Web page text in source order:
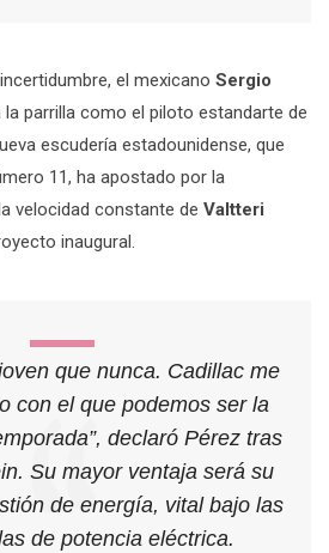
el mexicano Sergio
parrilla como el piloto estandarte de
escudería estadounidense, que
11, ha apostado por la
velocidad constante de Valtteri
inaugural.
que nunca. Cadillac me
con el que podemos ser la
declaró Pérez tras
Su mayor ventaja será su
de energía, vital bajo las
de potencia eléctrica.